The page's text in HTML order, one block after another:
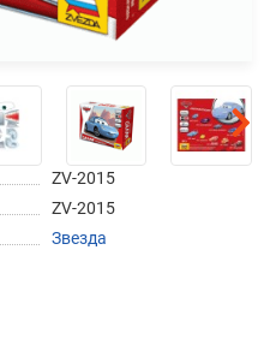
ZV-2015
ZV-2015
Звезда
только